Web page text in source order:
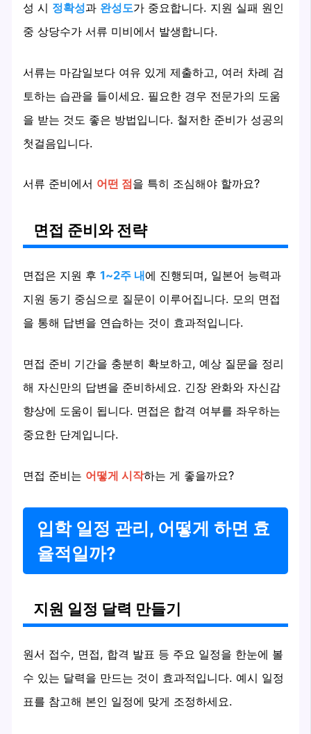
성 시 정확성과 완성도가 중요합니다. 지원 실패 원인
중 상당수가 서류 미비에서 발생합니다.
서류는 마감일보다 여유 있게 제출하고, 여러 차례 검
토하는 습관을 들이세요. 필요한 경우 전문가의 도움
을 받는 것도 좋은 방법입니다. 철저한 준비가 성공의
첫걸음입니다.
서류 준비에서 어떤 점을 특히 조심해야 할까요?
면접 준비와 전략
면접은 지원 후1~2주 내에 진행되며, 일본어 능력과
지원 동기 중심으로 질문이 이루어집니다. 모의 면접
을 통해 답변을 연습하는 것이 효과적입니다.
면접 준비 기간을 충분히 확보하고, 예상 질문을 정리
해 자신만의 답변을 준비하세요. 긴장 완화와 자신감
향상에 도움이 됩니다. 면접은 합격 여부를 좌우하는
중요한 단계입니다.
면접 준비는 어떻게 시작하는 게 좋을까요?
입학 일정 관리, 어떻게 하면 효
율적일까?
지원 일정 달력 만들기
원서 접수, 면접, 합격 발표 등 주요 일정을 한눈에 볼
수 있는 달력을 만드는 것이 효과적입니다. 예시 일정
표를 참고해 본인 일정에 맞게 조정하세요.